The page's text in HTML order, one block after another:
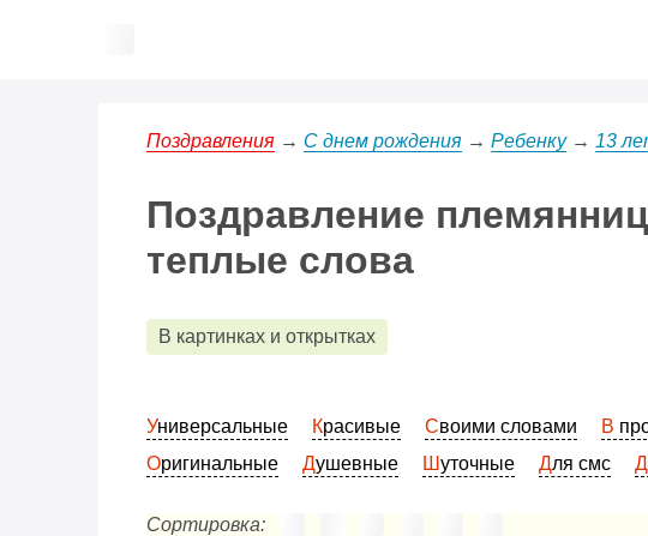
Поздравления → С днем рождения → Ребенку→ 13
Поздравление
теплые слова
В картинках и открытках
Универсальные Красивые Своими словами В
Оригинальные
Душевные Шуточные Для смс
Сортировка: